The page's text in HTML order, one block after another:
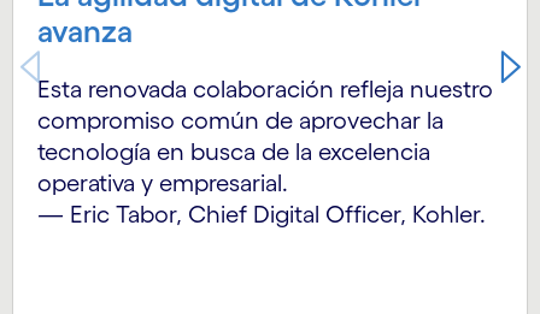
avanza
Esta renovada colaboración refleja nuestro
compromiso común de aprovechar la
tecnología en busca de la excelencia
operativa y empresarial.
— Eric Tabor, Chief Digital Officer, Kohler.